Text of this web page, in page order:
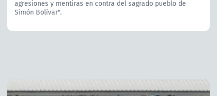
agresiones y mentiras en contra del sagrado pueblo de
Simón Bolívar".